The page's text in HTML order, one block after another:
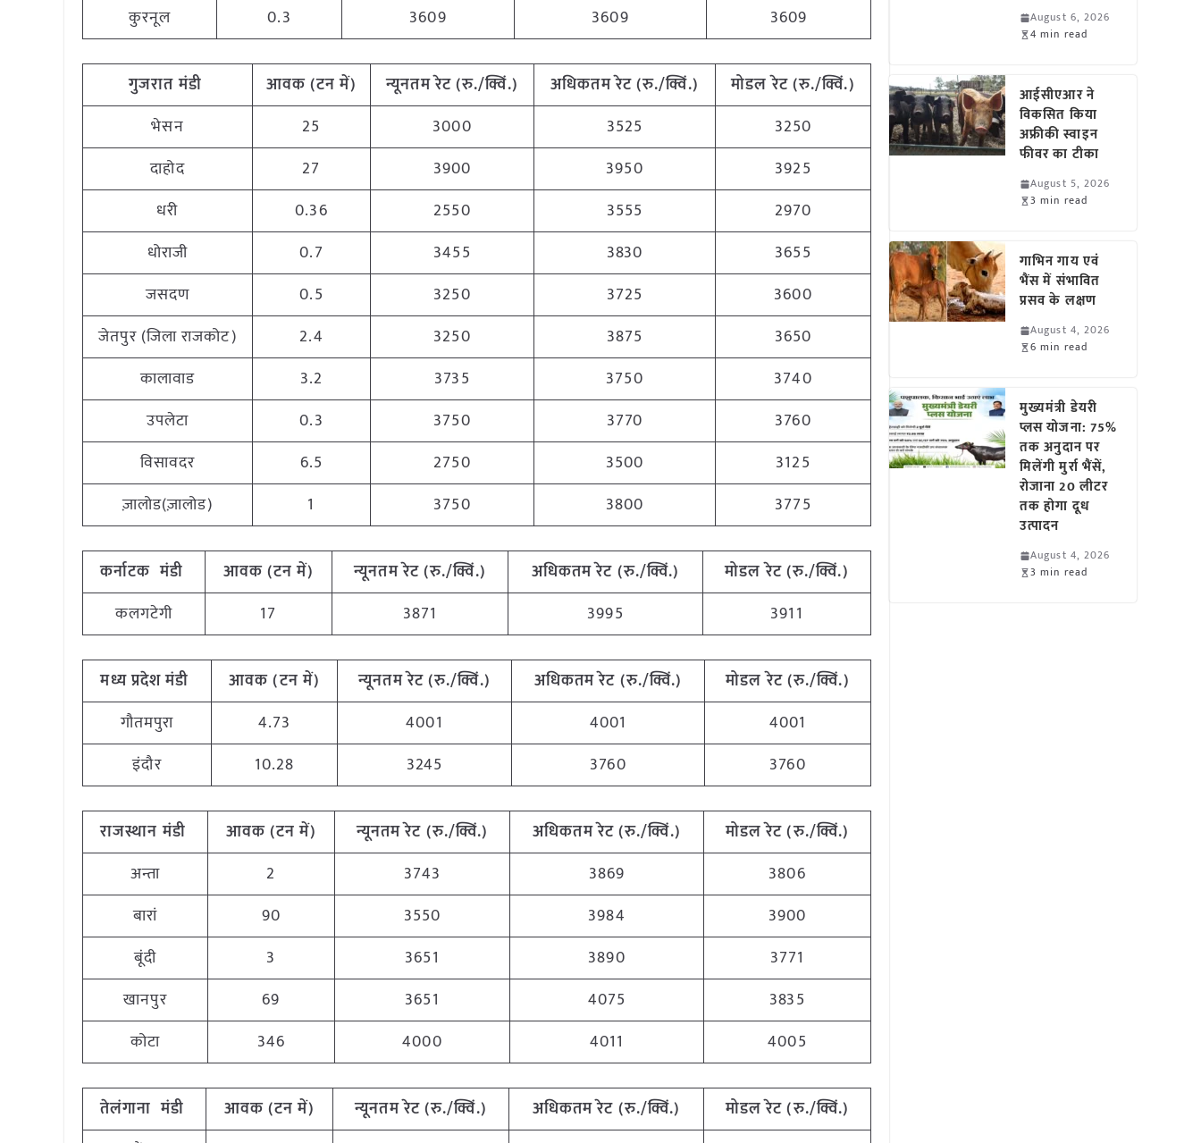
कुरनूल
0.3 3609 3609 3609
गुजरात मंडी आवक (टन में) न्यूनतम रेट (रु./क्विं.) अधिकतम रेट (रु./क्विं.) मोडल रेट(रु./क्विं.)
भेसन
25 3000 3525
3250
दाहोद
27 3900 3950
3925
धरी
0.36 2550 3555
2970
धोराजी
0.7 3455 3830
3655
जसदण
0.5 3250 3725
3600
जेतपुर (जिला राजकोट)
2.4 3250 3875
3650
कालावाड
3.2 3735 3750
3740
उपलेटा
0.3 3750 3770
3760
विसावदर
6.5 2750 3500
3125
ज़ालोड(ज़ालोड)
1 3750 3800 3775
कर्नाटक मंडी आवक (टन में) न्यूनतम रेट (रु./क्विं.) अधिकतम रेट (रु./क्विं.) मोडल रेट(रु./क्विं.)
कलगटेगी
17 3871 3995 3911
मध्य प्रदेश मंडी आवक (टन में) न्यूनतम रेट (रु./क्विं.) अधिकतम रेट (रु./क्विं.) मोडल रेट(रु./क्विं.)
गौतमपुरा
4.73 4001 4001
4001
इंदौर
10.28 3245 3760 3760
राजस्थान मंडी आवक (टन में) न्यूनतम रेट (रु./क्विं.) अधिकतम रेट (रु./क्विं.) मोडल रेट(रु./क्विं.)
अन्ता
2 3743 3869
3806
बारां
90 3550 3984
3900
बूंदी
3 3651 3890
3771
खानपुर
69 3651 4075
3835
कोटा
346 4000 4011 4005
तेलंगाना मंडी आवक (टन में) न्यूनतम रेट (रु./क्विं.) अधिकतम रेट (रु./क्विं.) मोडल रेट(रु./क्विं.)
August 6, 2026
4 min read
आईसीएआर ने
विकसित किया
अफ्रीकी स्वाइन
फीवर का टीका
August 5, 2026
3 min read
गाभिन गाय एवं
भैंस में संभावित
प्रसव के लक्षण
August 4, 2026
6 min read
मुख्यमंत्री डेयरी
प्लस योजना: 75%
तक अनुदान पर
मिलेंगी मुर्रा भैंसें,
रोजाना 20 लीटर
तक होगा दूध
उत्पादन
August 4, 2026
3 min read